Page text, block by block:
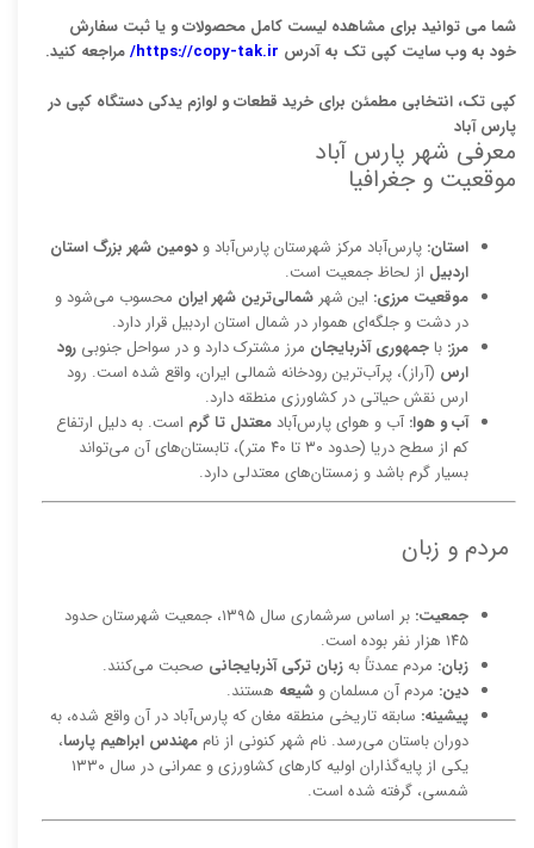
شما می توانید برای مشاهده لیست کامل محصولات و یا ثبت سفارش
خود به وب سایت کپی تک به آدرس https://copy-tak.ir/ مراجعه کنید.
کپی تک، انتخابی مطمئن برای خرید قطعات و لوازم یدکی دستگاه کپی در
پارس آباد
معرفی شهر پارس آباد
موقعیت و جغرافیا
استان: پارس‌آباد مرکز شهرستان پارس‌آباد و دومین شهر بزرگ استان
اردبیل از لحاظ جمعیت است.
موقعیت مرزی: این شهر شمالی‌ترین شهر ایران محسوب می‌شود و
در دشت و جلگه‌ای هموار در شمال استان اردبیل قرار دارد.
مرز: باجمهوری آذربایجان مرز مشترک دارد و در سواحل جنوبی رود
ارس (آراز)، پرآب‌ترین رودخانه شمالی ایران، واقع شده است. رود
ارس نقش حیاتی در کشاورزی منطقه دارد.
آب و هوا: آب و هوای پارس‌آباد معتدل تا گرم است. به دلیل ارتفاع
کم از سطح دریا (حدود ۳۰ تا ۴۰ متر)، تابستان‌های آن می‌تواند
بسیار گرم باشد و زمستان‌های معتدلی دارد.
مردم و زبان
جمعیت:
بر اساس سرشماری سال ۱۳۹۵، جمعیت شهرستان حدود
۱۴۵ هزار نفر بوده است.
زبان: مردم عمدتاً بهزبان ترکی آذربایجانی صحبت می‌کنند.
دین: مردم آن مسلمان و شیعه هستند.
پیشینه: سابقه تاریخی منطقه مغان که پارس‌آباد در آن واقع شده، به
دوران باستان می‌رسد. نام شهر کنونی از نام مهندس ابراهیم پارسا،
یکی از پایه‌گذاران اولیه کارهای کشاورزی و عمرانی در سال ۱۳۳۰
شمسی، گرفته شده است.